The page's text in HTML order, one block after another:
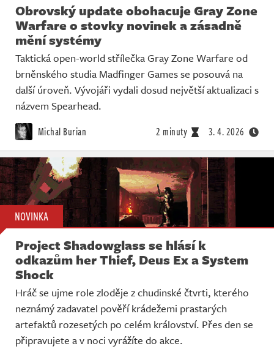
Obrovský update obohacuje Gray Zone
Warfare o stovky novinek a zásadně
mění systémy
Taktická open-world střílečka Gray Zone Warfare od
brněnského studia Madfinger Games se posouvá na
další úroveň. Vývojáři vydali dosud největší aktualizaci s
názvem Spearhead.
Michal Burian 2 minuty 3. 4. 2026
NOVINKA
Project Shadowglass se hlásí k
odkazům her Thief, Deus Ex a System
Shock
Hráč se ujme role zloděje z chudinské čtvrti, kterého
neznámý zadavatel pověří krádežemi prastarých
artefaktů rozesetých po celém království. Přes den se
připravujete a v noci vyrážíte do akce.